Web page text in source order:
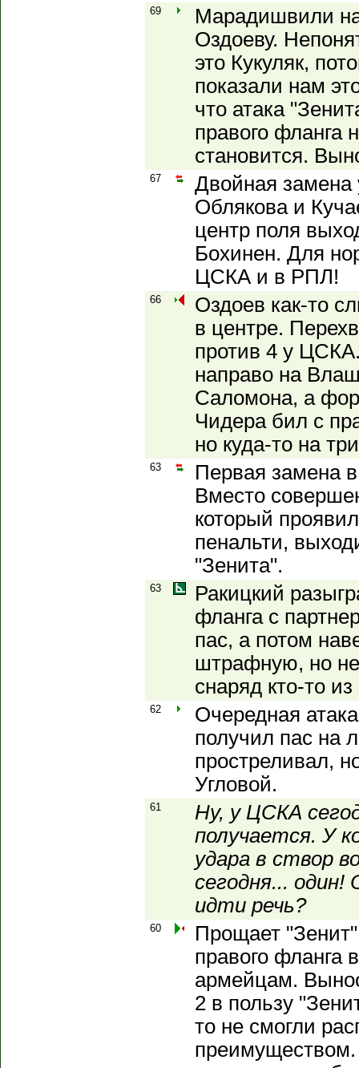
69
Марадишвили
Оздоеву.
это Кукуляк,
показали нам
что атака
правого фланга
становится.
67
Двойная
Облякова и
центр поля
Бохинен. Для
ЦСКА и в РПЛ!
66
Оздоев как-то
в центре.
против 4 у
направо на
Саломона, а
Чидера бил с
но куда-то на
63
Первая замена
Вместо
который
пенальти,
"Зенита".
63
Ракицкий
фланга с
пас, а потом
штрафную, но
снаряд кто-то
62
Очередная
получил пас на
простреливал,
Угловой.
61
Ну, у ЦСКА
получается. У
удара в створ
сегодня... один!
идти речь?
60
Прощает
правого фланга
армейцам.
2 в пользу
то не смогли